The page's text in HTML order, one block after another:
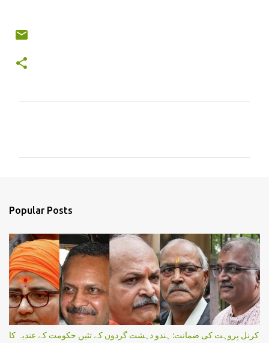
s
Popular Posts
کرنل پروہت کی ضمانت: ہندو دہشت گردوں کے تئیں حکومت کے عندیہ کا